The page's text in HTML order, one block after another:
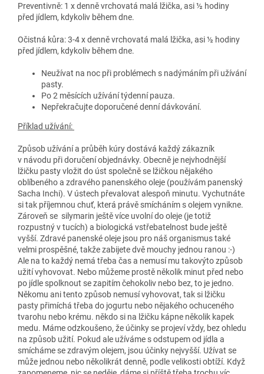
Preventivně: 1 x denně vrchovatá malá lžička, asi ½ hodiny
před jídlem, kdykoliv během dne.
Očistná kůra: 3-4 x denně vrchovatá malá lžička, asi ½ hodiny
před jídlem, kdykoliv během dne.
Neužívat na noc při problémech s nadýmáním při užívání
pasty.
Po 2 měsících užívání týdenní pauza.
Nepřekračujte doporučené denní dávkování.
Příklad užívání:
Způsob užívání a průběh kúry dostává každý zákazník
v návodu při doručení objednávky. Obecně je nejvhodnější
lžičku pasty vložit do úst společně se lžičkou nějakého
oblíbeného a zdravého panenského oleje (používám panenský
Sacha Inchi). V ústech převalovat alespoň minutu. Vychutnáte
si tak příjemnou chuť, která právě smícháním s olejem vynikne.
Zároveň se silymarin ještě více uvolní do oleje (je totiž
rozpustný v tucích) a biologická vstřebatelnost bude ještě
vyšší. Zdravé panenské oleje jsou pro náš organismus také
velmi prospěšné, takže zabijete dvě mouchy jednou ranou :-)
Ale na to každý nemá třeba čas a nemusí mu takovýto způsob
užití vyhovovat. Nebo můžeme prostě několik minut před nebo
po jídle spolknout se zapitím čehokoliv nebo bez, to je jedno.
Někomu ani tento způsob nemusí vyhovovat, tak si lžičku
pasty přimíchá třeba do jogurtu nebo nějakého ochuceného
tvarohu nebo krému. někdo si na lžičku kápne několik kapek
medu. Máme odzkoušeno, že účinky se projeví vždy, bez ohledu
na způsob užití. Pokud ale užíváme s odstupem od jídla a
smícháme se zdravým olejem, jsou účinky nejvyšší. Užívat se
může jednou nebo několikrát denně, podle velikosti obtíží. Když